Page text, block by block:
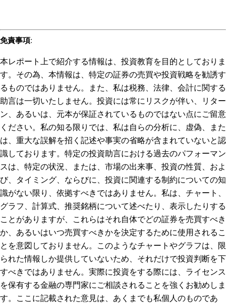
免責事項:
本レポート上で紹介する情報は、投資教育を目的としておりま
す。その為、本情報は、特定の証券の売買や投資戦略を勧誘す
るものではありません。また、私は税務、法律、会計に関する
助言は一切いたしません。投資には常にリスクが伴い、リター
ン、あるいは、元本が保証されているものではない点にご留意
ください。私の知る限りでは、私は自らの分析に、虚偽、また
は、重大な誤解を招く記述や事実の省略が含まれていないと認
識しております。特定の投資助言における過去のパフォーマン
スは、特定の状況、または、市場の出来事、投資の性質、およ
び、タイミング、ならびに、投資に関連する制約についての知
識がない限り、依拠すべきではありません。私は、チャート、
グラフ、計算式、推奨銘柄について述べたり、表示したりする
ことがありますが、これらはそれ自体でどの証券を売買すべき
か、あるいはいつ売買すべきかを決定するために使用されるこ
とを意図しておりません。このようなチャートやグラフは、限
られた情報しか提供していないため、それだけで投資判断を下
すべきではありません。実際に投資をする際には、ライセンス
を保有する金融の専門家にご相談されることを強くお勧めしま
す。ここに記載された意見は、あくまでも私個人のものであ